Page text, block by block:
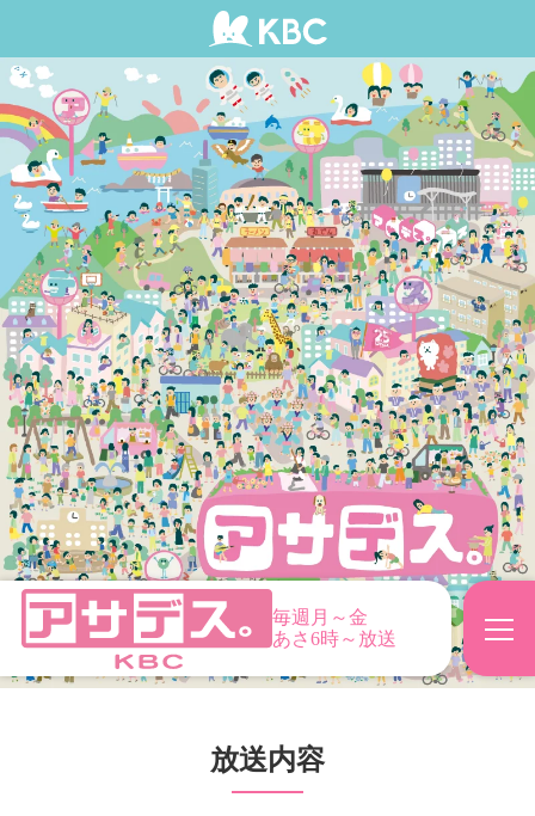
毎週月～金
あさ6時～放送
放送内容